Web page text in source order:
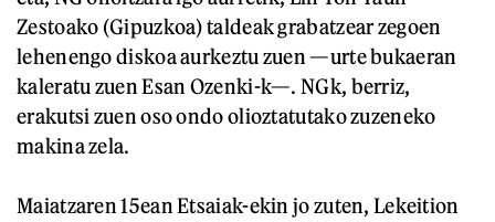
Zestoako (Gipuzkoa) taldeak grabatzear zegoen
lehenengo diskoa aurkeztu zuen —urte bukaeran
kaleratu zuen Esan Ozenki-k—. NGk, berriz,
erakutsi zuen oso ondo olioztatutako zuzeneko
makina zela.
Maiatzaren 15ean Etsaiak-ekin jo zuten, Lekeition